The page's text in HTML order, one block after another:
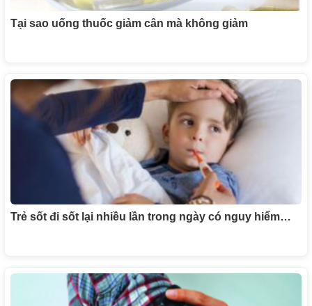
Tại sao uống thuốc giảm cân mà không giảm
Trẻ sốt đi sốt lại nhiều lần trong ngày có nguy hiểm…